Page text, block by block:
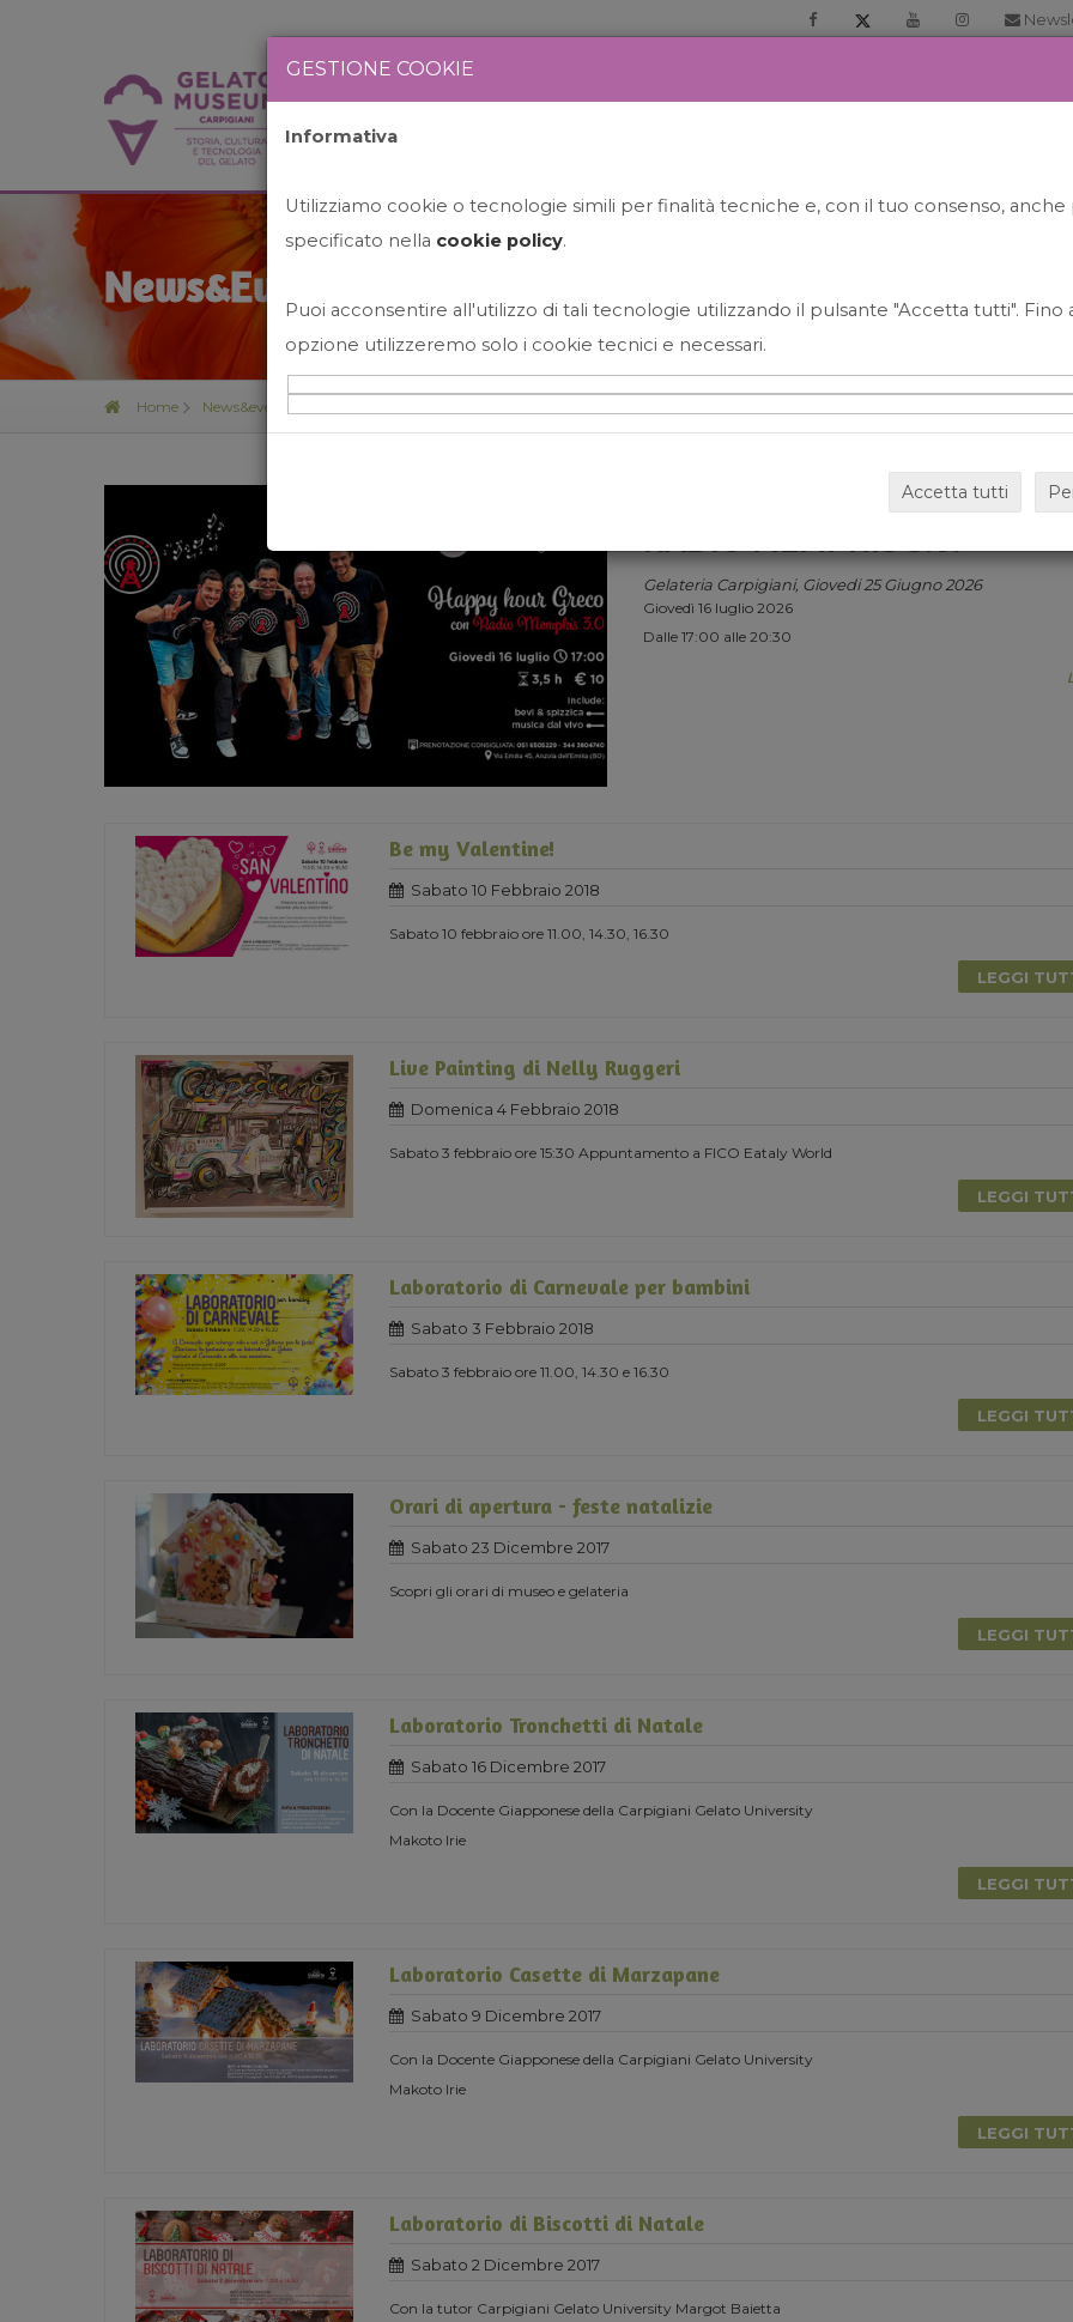
News&Events
Home News&events
HAPPY HOUR GRECO CON
RADIO MEMPHIS 3.0.
Gelateria Carpigiani, Giovedi 25 Giugno 2026
Giovedì 16 luglio 2026
Dalle 17:00 alle 20:30
Be my Valentine!
Sabato 10 Febbraio 2018
Sabato 10 febbraio ore 11.00, 14.30, 16.30
LEGGI
Live Painting di Nelly Ruggeri
Domenica 4 Febbraio 2018
Sabato 3 febbraio ore 15:30 Appuntamento a FICO Eataly World
LEGGI
Laboratorio di Carnevale per bambini
Sabato 3 Febbraio 2018
Sabato 3 febbraio ore 11.00, 14.30 e 16.30
LEGGI
Orari di apertura - feste natalizie
Sabato 23 Dicembre 2017
Scopri gli orari di museo e gelateria
LEGGI
Laboratorio Tronchetti di Natale
Sabato 16 Dicembre 2017
Con la Docente Giapponese della Carpigiani Gelato University
Makoto Irie
LEGGI
Laboratorio Casette di Marzapane
Sabato 9 Dicembre 2017
Con la Docente Giapponese della Carpigiani Gelato University
Makoto Irie
LEGGI
Laboratorio di Biscotti di Natale
Sabato 2 Dicembre 2017
Con la tutor Carpigiani Gelato University Margot Baietta
GESTIONE COOKIE
Informativa
Utilizziamo cookie o tecnologie simili per finalità tecniche e, con il tuo consenso,
specificato nella cookie policy.
Puoi acconsentire all'utilizzo di tali tecnologie utilizzando il pulsante "Accetta tutti". Fino
opzione utilizzeremo solo i cookie tecnici e necessari.
Accetta tutti